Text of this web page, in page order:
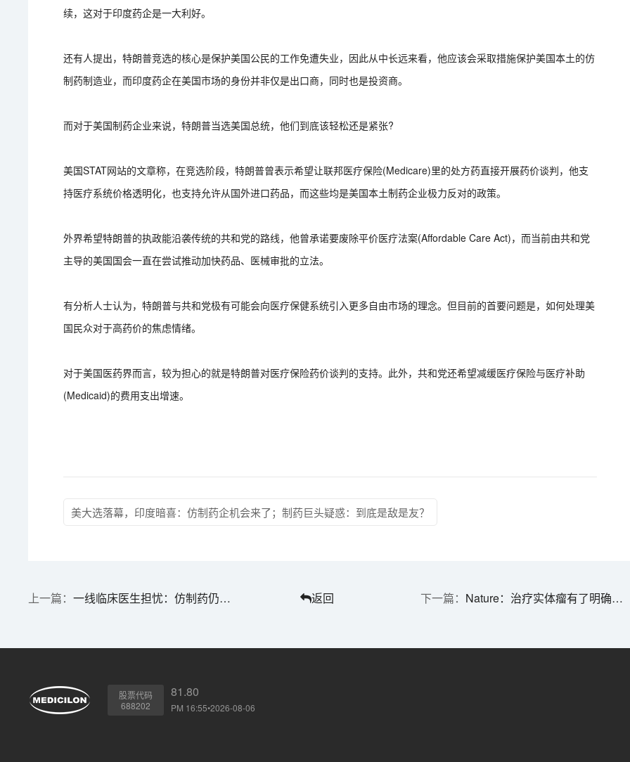
续，这对于印度药企是一大利好。
还有人提出，特朗普竞选的核心是保护美国公民的工作免遭失业，因此从中长远来看，他应该会采取措施保护美国本土的仿
制药制造业，而印度药企在美国市场的身份并非仅是出口商，同时也是投资商。
而对于美国制药企业来说，特朗普当选美国总统，他们到底该轻松还是紧张?
美国STAT网站的文章称，在竞选阶段，特朗普曾表示希望让联邦医疗保险(Medicare)里的处方药直接开展药价谈判，他支
持医疗系统价格透明化，也支持允许从国外进口药品，而这些均是美国本土制药企业极力反对的政策。
外界希望特朗普的执政能沿袭传统的共和党的路线，他曾承诺要废除平价医疗法案(Affordable Care Act)，而当前由共和党
主导的美国国会一直在尝试推动加快药品、医械审批的立法。
有分析人士认为，特朗普与共和党极有可能会向医疗保健系统引入更多自由市场的理念。但目前的首要问题是，如何处理美
国民众对于高药价的焦虑情绪。
对于美国医药界而言，较为担心的就是特朗普对医疗保险药价谈判的支持。此外，共和党还希望减缓医疗保险与医疗补助
(Medicaid)的费用支出增速。
美大选落幕，印度暗喜：仿制药企机会来了；制药巨头疑惑：到底是敌是友？
一线临床医生担忧：仿制药仍旧难敌原研药 返回 Nature：治疗实体瘤有了明确靶标，肿瘤干细胞确实存在
股票代码
688202
81.80
PM 16:55•2026-08-06